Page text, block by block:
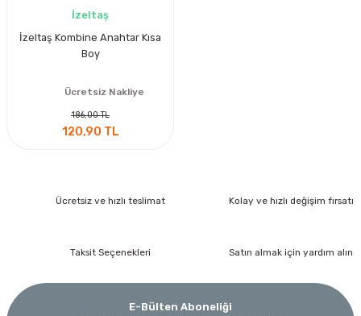
İzeltaş
İzeltaş Kombine Anahtar Kısa
Boy
Ücretsiz Nakliye
186,00 TL
120,90 TL
Ücretsiz ve hızlı teslimat Kolay ve hızlı değişim fırsatı
Taksit Seçenekleri Satın almak için yardım alın
E-Bülten Aboneliği